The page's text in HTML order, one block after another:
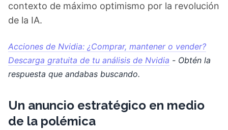
contexto de máximo optimismo por la revolución
de la IA.
Acciones de Nvidia: ¿Comprar, mantener o vender?
Descarga gratuita de tu análisis de Nvidia - Obtén la
respuesta que andabas buscando.
Un anuncio estratégico en medio
de la polémica